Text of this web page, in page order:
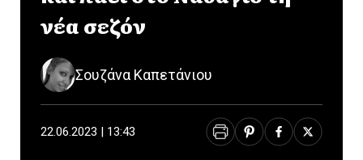
νέα σεζόν
Σουζάνα Καπετάνιου
22.06.2023 | 13:43